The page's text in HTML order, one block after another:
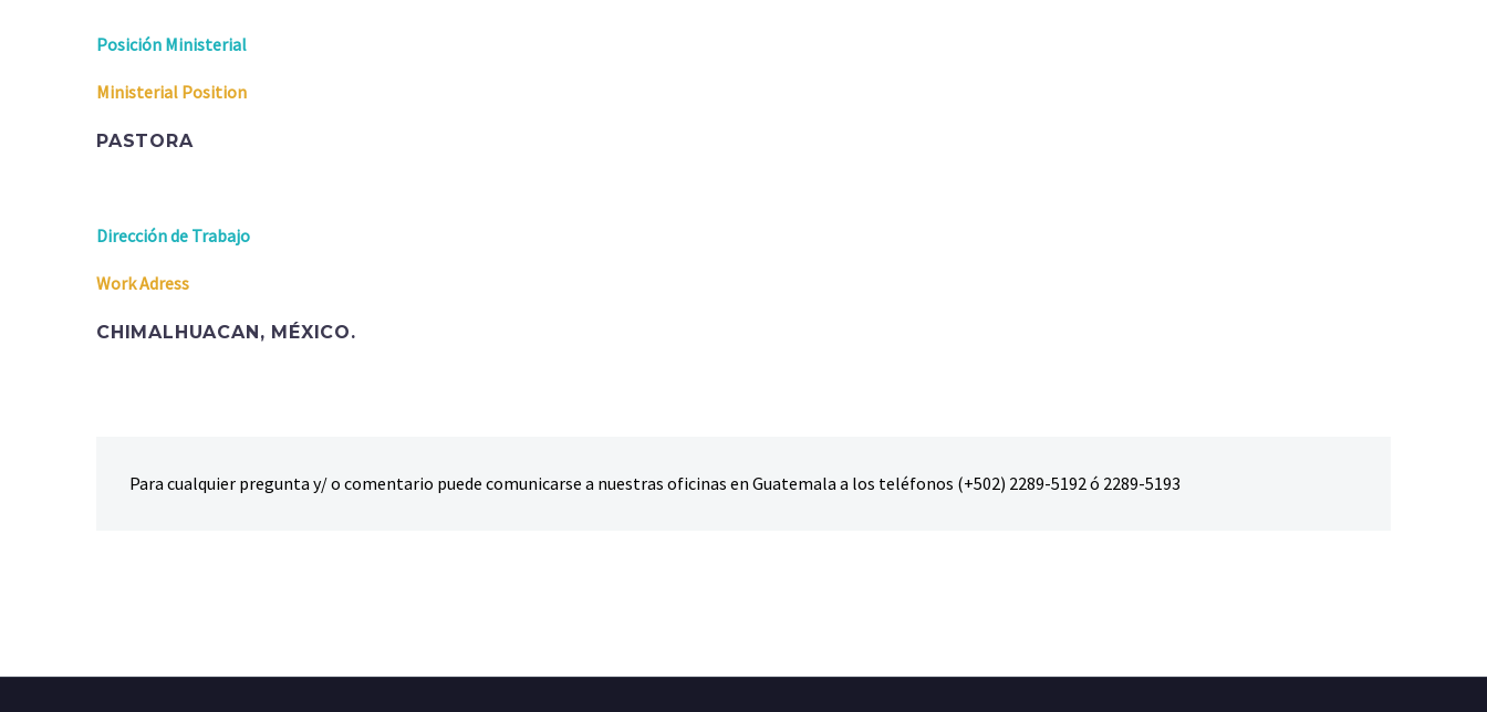
Posición Ministerial
Ministerial Position
PASTORA
Dirección de Trabajo
Work Adress
CHIMALHUACAN, MÉXICO.
Para cualquier pregunta y/ o comentario puede comunicarse a nuestras oficinas en Guatemala a los teléfonos (+502) 2289-5192 ó 2289-5193